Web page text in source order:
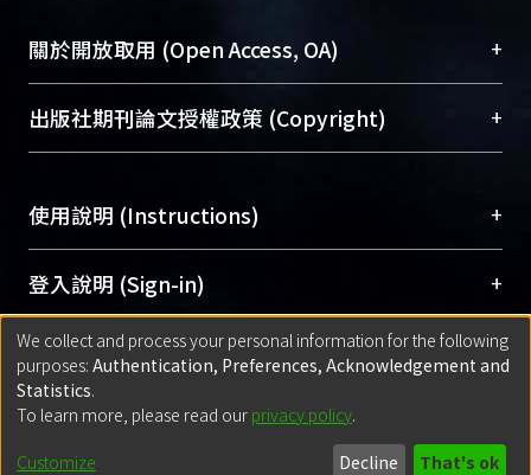
成果。
To permanently archive and promote researcher
profiles and scholarly works, Library integrates the
services of “NTU Repository” with “Academic
Sciences Library)
關於開放取用 (Open Access, OA) +
開放取用是從使用者角度提升資訊取用性的社會運
動，應用在學術研究上是透過將研究著作公開供使
用逐年攀升。同時可加速研究發展、提升研究影響
Archive）平台。 （點選深入了解OA）
出版社期刊論文授權政策 (Copyright) +
含部分內容的版權非匯入者所有，或由第三方贊
助與合作完成，請確認該版權所有者及第三方同
意提供此授權。
Please represent that the submission is your
original work, and that you have the right to
grant the rights to upload.
若欲上傳已出版的全文電子檔，可使用
policy finder
網站查詢，以確認出版單位之版權
使用說明 (Instructions) +
網站簡介(Quickstart Guide)
使用手冊(Instruction Manual)
線上預約服務(Booking Service)
登入說明 (Sign-in) +
方案一：臺灣大學計算機中心帳號登入
(With C&INC Email Account)
方案二：ORCID帳號登入(With ORCID)
匯入著作 (Submission) +
方案一：定期更新ORCID者，以ID匯入
for identifier (ORCID))
Built withDSpace-CRIS software
- Extension maintained and optimized
We collect and process your personal information for the following
purposes: Authentication, Preferences, Acknowledgement and
Statistics.
To learn more, please read our privacy policy.
Customize Decline That's ok